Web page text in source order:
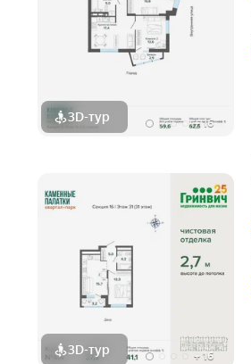
3D-тур +16
3D-тур + 16